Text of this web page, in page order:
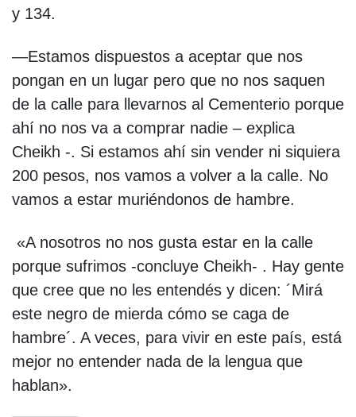
y 134.
—Estamos dispuestos a aceptar que nos
pongan en un lugar pero que no nos saquen
de la calle para llevarnos al Cementerio porque
ahí no nos va a comprar nadie – explica
Cheikh -. Si estamos ahí sin vender ni siquiera
200 pesos, nos vamos a volver a la calle. No
vamos a estar muriéndonos de hambre.
«A nosotros no nos gusta estar en la calle
porque sufrimos -concluye Cheikh- . Hay gente
que cree que no les entendés y dicen: ´Mirá
este negro de mierda cómo se caga de
hambre´. A veces, para vivir en este país, está
mejor no entender nada de la lengua que
hablan».